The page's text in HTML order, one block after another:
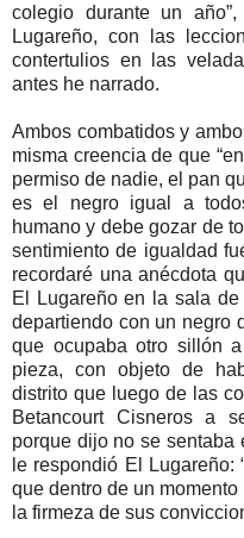
colegio durante un
Lugareño, con las
contertulios en las
antes he narrado.
Ambos combatidos y
misma creencia de que
permiso de nadie, el pan
es el negro igual a
humano y debe gozar de
sentimiento de igualdad
recordaré una anécdota
El Lugareño en la sala
departiendo con un negro
que ocupaba otro sillón
pieza, con objeto de
distrito que luego de las
Betancourt Cisneros a
porque dijo no se sentaba
le respondió El Lugareño:
que dentro de un
la firmeza de sus